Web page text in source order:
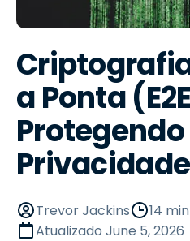
a Ponta
Privacidade
Trevor Jackins
14
Atualizado June 5, 2026